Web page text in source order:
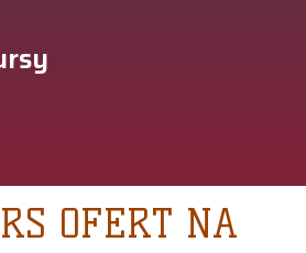
OFERT NA